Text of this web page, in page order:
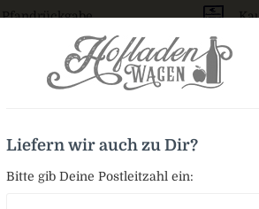
trüb
Liefern wir auch zu Dir?
Bitte gib Deine Postleitzahl ein: